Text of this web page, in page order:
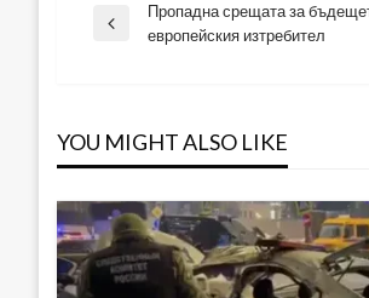
Навигация
Previous
Пропадна срещата за
европейския изтребител
YOU MIGHT ALSO LIKE